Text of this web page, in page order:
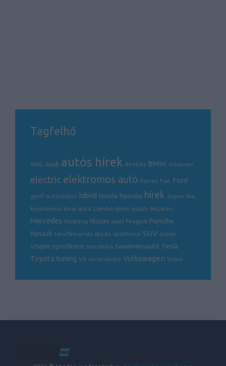
Tagfelhő
AMG Audi autós hírek Bentley BMW crossover
electric elektromos autó Ferrari Fiat Ford
genfi autószalon hibrid Honda hyundai hírek Jaguar Kia
koronavírus kínai autó Lamborghini mazda McLaren
Mercedes Mustang Nissan opel Peugeot Porsche
Renault ráncfelvarrás skoda sportkocsi SUV suzuki
szuper-sportkocsi tanulmány tanulmányautó Tesla
Toyota tuning V8 versenyautó Volkswagen Volvo